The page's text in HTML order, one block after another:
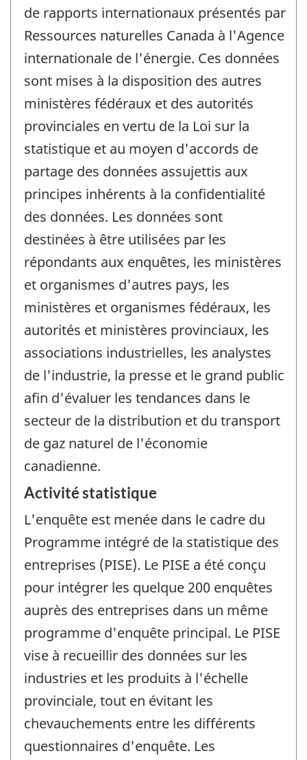
de rapports internationaux présentés par
Ressources naturelles Canada à l'Agence
internationale de l'énergie. Ces données
sont mises à la disposition des autres
ministères fédéraux et des autorités
provinciales en vertu de la Loi sur la
statistique et au moyen d'accords de
partage des données assujettis aux
principes inhérents à la confidentialité
des données. Les données sont
destinées à être utilisées par les
répondants aux enquêtes, les ministères
et organismes d'autres pays, les
ministères et organismes fédéraux, les
autorités et ministères provinciaux, les
associations industrielles, les analystes
de l'industrie, la presse et le grand public
afin d'évaluer les tendances dans le
secteur de la distribution et du transport
de gaz naturel de l'économie
canadienne.
Activité statistique
L'enquête est menée dans le cadre du
Programme intégré de la statistique des
entreprises (PISE). Le PISE a été conçu
pour intégrer les quelque 200 enquêtes
auprès des entreprises dans un même
programme d'enquête principal. Le PISE
vise à recueillir des données sur les
industries et les produits à l'échelle
provinciale, tout en évitant les
chevauchements entre les différents
questionnaires d'enquête. Les